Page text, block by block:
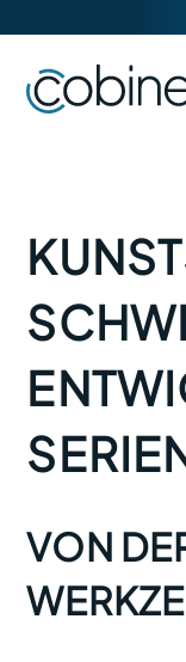
überspringen
VON